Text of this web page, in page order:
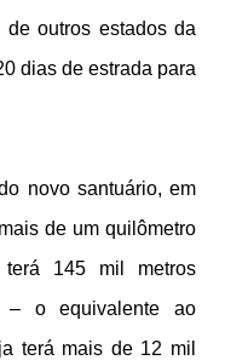
outros estados da
dias de estrada para
novo santuário, em
de um quilômetro
145 mil metros
– o equivalente ao
terá mais de 12 mil